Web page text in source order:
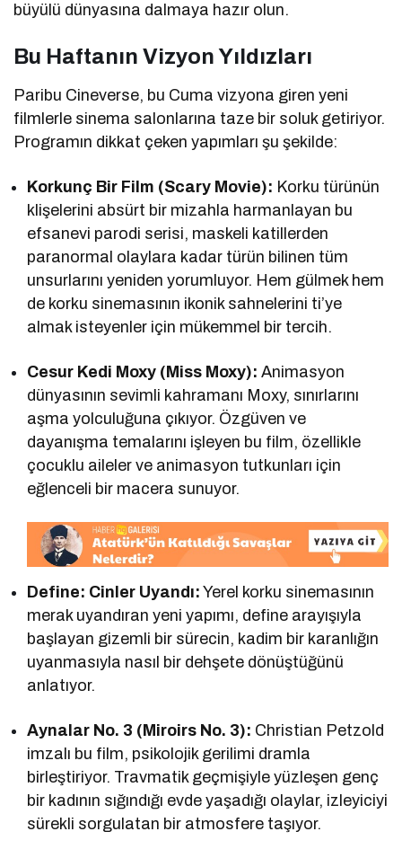
büyülü dünyasına dalmaya hazır olun.
Bu Haftanın Vizyon Yıldızları
Paribu Cineverse, bu Cuma vizyona giren yeni
filmlerle sinema salonlarına taze bir soluk getiriyor.
Programın dikkat çeken yapımları şu şekilde:
Korkunç Bir Film (Scary Movie): Korku türünün
klişelerini absürt bir mizahla harmanlayan bu
efsanevi parodi serisi, maskeli katillerden
paranormal olaylara kadar türün bilinen tüm
unsurlarını yeniden yorumluyor. Hem gülmek hem
de korku sinemasının ikonik sahnelerini ti’ye
almak isteyenler için mükemmel bir tercih.
Cesur Kedi Moxy (Miss Moxy): Animasyon
dünyasının sevimli kahramanı Moxy, sınırlarını
aşma yolculuğuna çıkıyor. Özgüven ve
dayanışma temalarını işleyen bu film, özellikle
çocuklu aileler ve animasyon tutkunları için
eğlenceli bir macera sunuyor.
Define: Cinler Uyandı: Yerel korku sinemasının
merak uyandıran yeni yapımı, define arayışıyla
başlayan gizemli bir sürecin, kadim bir karanlığın
uyanmasıyla nasıl bir dehşete dönüştüğünü
anlatıyor.
Aynalar No. 3 (Miroirs No. 3): Christian Petzold
imzalı bu film, psikolojik gerilimi dramla
birleştiriyor. Travmatik geçmişiyle yüzleşen genç
bir kadının sığındığı evde yaşadığı olaylar, izleyiciyi
sürekli sorgulatan bir atmosfere taşıyor.